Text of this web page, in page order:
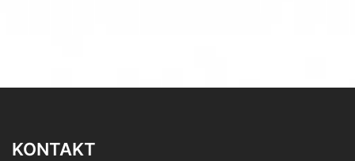
KONTAKT